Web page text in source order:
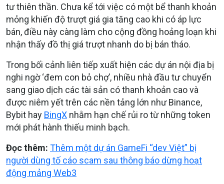
tư thiên thần. Chưa kể tới việc có một bể thanh khoản
mỏng khiến độ trượt giá gia tăng cao khi có áp lực
bán, điều này càng làm cho cộng đồng hoảng loạn khi
nhận thấy đồ thị giá trượt nhanh do bị bán tháo.
Trong bối cảnh liên tiếp xuất hiện các dự án nội địa bị
nghi ngờ ‘đem con bỏ chợ’, nhiều nhà đầu tư chuyển
sang giao dịch các tài sản có thanh khoản cao và
được niêm yết trên các nền tảng lớn như Binance,
Bybit hay BingX nhằm hạn chế rủi ro từ những token
mới phát hành thiếu minh bạch.
Đọc thêm: Thêm một dự án GameFi “dev Việt” bị
người dùng tố cáo scam sau thông báo dừng hoạt
động mảng Web3